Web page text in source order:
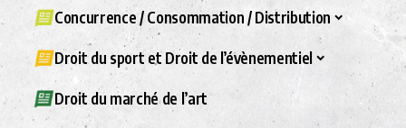
Concurrence / Consommation / Distribution
Droit du sport et Droit de l’évènementiel
Droit du marché de l’art